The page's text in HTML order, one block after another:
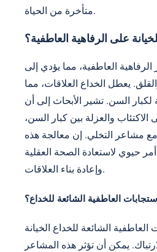
متأخرة من الحياة.
على الرفاهية العاطفية؟
العاطفية، مما يؤدي إلى
يعطل الخداع العلاقات، مما
لكبار السن. تشير الأبحاث إلى أن
الاكتئاب والعزلة بين كبار السن،
مشاعر التخلي. إن معالجة هذه
حيوي لاستعادة الصحة العقلية
وإعادة بناء العلاقات.
العاطفية الشائعة للخداع؟
الشائعة للخداع الخيانة
يمكن أن تؤثر هذه المشاعر